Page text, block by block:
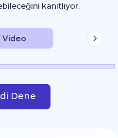
kanıtlıyor.
Video
Dene